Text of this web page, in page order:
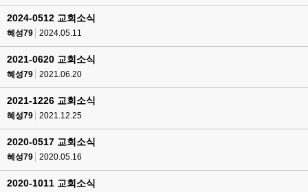
2024-0512 교회소식
혜성79 2024.05.11
2021-0620 교회소식
혜성79 2021.06.20
2021-1226 교회소식
혜성79 2021.12.25
2020-0517 교회소식
혜성79 2020.05.16
2020-1011 교회소식